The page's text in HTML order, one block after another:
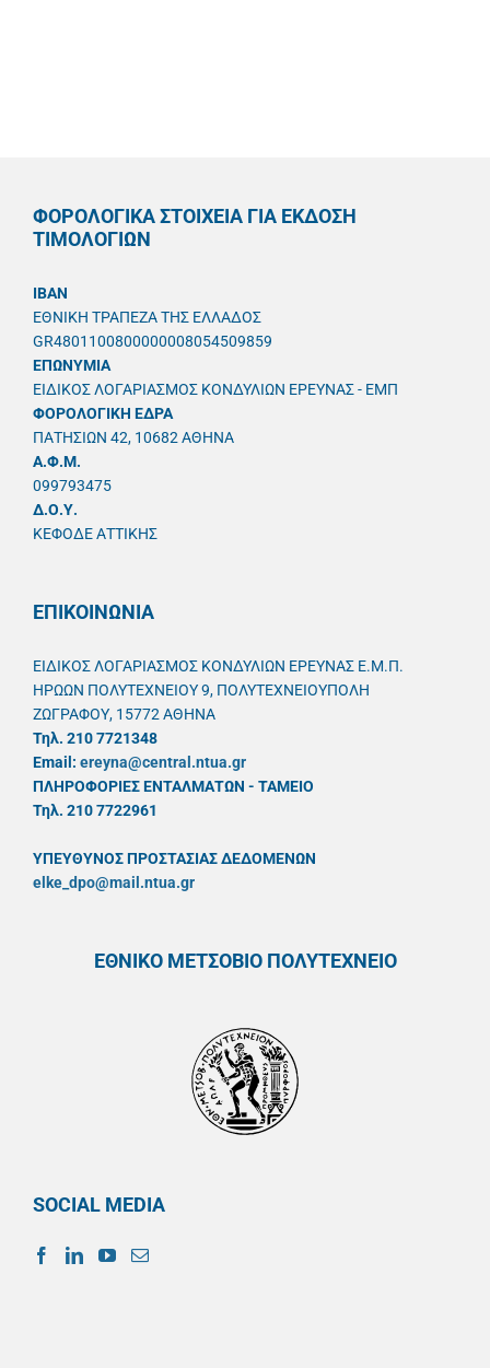
ΦΟΡΟΛΟΓΙΚΑ ΣΤΟΙΧΕΙΑ ΓΙΑ ΕΚΔΟΣΗ
ΤΙΜΟΛΟΓΙΩΝ
IBAN
ΕΘΝΙΚΗ ΤΡΑΠΕΖΑ ΤΗΣ ΕΛΛΑΔΟΣ
GR4801100800000008054509859
ΕΠΩΝΥΜΙΑ
ΕΙΔΙΚΟΣ ΛΟΓΑΡΙΑΣΜΟΣ ΚΟΝΔΥΛΙΩΝ ΕΡΕΥΝΑΣ - ΕΜΠ
ΦΟΡΟΛΟΓΙΚΗ ΕΔΡΑ
ΠΑΤΗΣΙΩΝ 42, 10682 ΑΘΗΝΑ
A.Φ.Μ.
099793475
Δ.Ο.Υ.
ΚΕΦΟΔΕ ΑΤΤΙΚΗΣ
ΕΠΙΚΟΙΝΩΝΙΑ
ΕΙΔΙΚΟΣ ΛΟΓΑΡΙΑΣΜΟΣ ΚΟΝΔΥΛΙΩΝ ΕΡΕΥΝΑΣ Ε.Μ.Π.
ΗΡΩΩΝ ΠΟΛΥΤΕΧΝΕΙΟΥ 9, ΠΟΛΥΤΕΧΝΕΙΟΥΠΟΛΗ
ΖΩΓΡΑΦΟΥ, 15772 ΑΘΗΝΑ
Τηλ. 210 7721348
Email: ereyna@central.ntua.gr
ΠΛΗΡΟΦΟΡΙΕΣ ΕΝΤΑΛΜΑΤΩΝ - ΤΑΜΕΙΟ
Τηλ. 210 7722961
ΥΠΕΥΘYΝΟΣ ΠΡΟΣΤΑΣΙΑΣ ΔΕΔΟΜΕΝΩΝ
elke_dpo@mail.ntua.gr
ΕΘΝΙΚΟ ΜΕΤΣΟΒΙΟ ΠΟΛΥΤΕΧΝΕΙΟ
SOCIAL MEDIA